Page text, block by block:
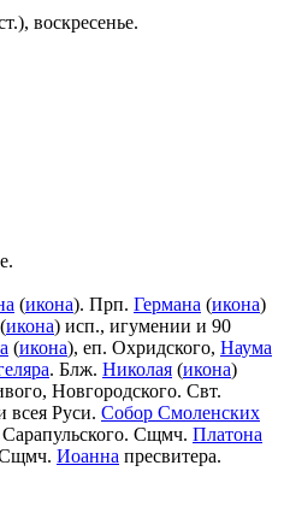
воскресенье.
(икона). Прп. Германа (икона)
(икона) исп., игумении и 90
(икона), еп. Охридского, Наума
. Блж. Николая (икона)
Новгородского. Свт.
всея Руси. Собор Смоленских
Сарапульского. Сщмч. Платона
Сщмч. Иоанна пресвитера.